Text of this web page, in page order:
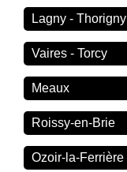
Lagny - Thorigny
Vaires - Torcy
Meaux
Roissy-en-Brie
Ozoir-la-Ferrière